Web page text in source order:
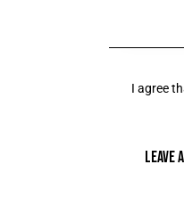
I agree